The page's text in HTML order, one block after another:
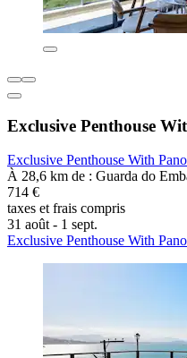
Exclusive Penthouse
Exclusive Penthouse With
À 28,6 km de : Guarda do
714 €
taxes et frais compris
31 août - 1 sept.
Exclusive Penthouse With